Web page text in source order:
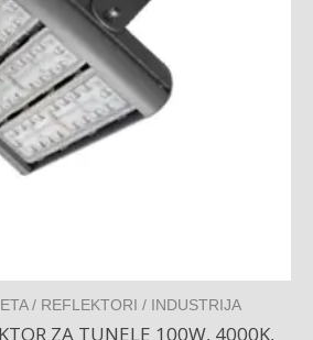
/ REFLEKTORI / INDUSTRIJA
ZA TUNELE 100W, 4000K,